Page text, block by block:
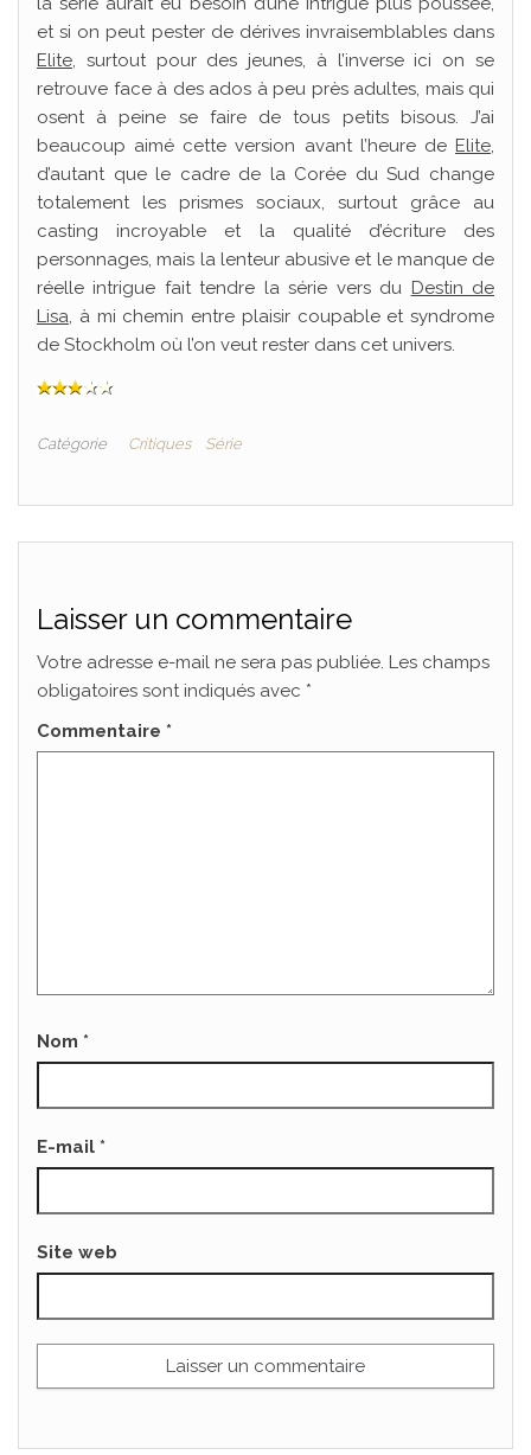
et si on peut pester de dérives invraisemblables dans
Elite, surtout pour des jeunes, à l’inverse ici on se
retrouve face à des ados à peu près adultes, mais qui
osent à peine se faire de tous petits bisous. J’ai
beaucoup aimé cette version avant l’heure de Elite,
d’autant que le cadre de la Corée du Sud change
totalement les prismes sociaux, surtout grâce au
casting incroyable et la qualité d’écriture des
personnages, mais la lenteur abusive et le manque de
réelle intrigue fait tendre la série vers du Destin de
Lisa, à mi chemin entre plaisir coupable et syndrome
de Stockholm où l’on veut rester dans cet univers.
Catégorie Critiques Série
Laisser un commentaire
Votre adresse e-mail ne sera pas publiée. Les champs
obligatoires sont indiqués avec *
Commentaire *
Nom *
E-mail *
Site web